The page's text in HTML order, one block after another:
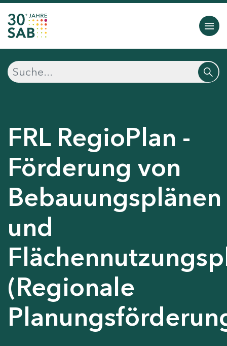
FRL RegioPlan -
Förderung von
Bebauungsplänen
und
(Regionale